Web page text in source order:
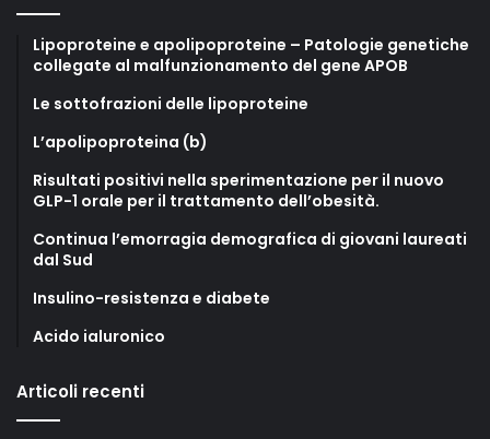
Lipoproteine e apolipoproteine – Patologie genetiche
collegate al malfunzionamento del gene APOB
Le sottofrazioni delle lipoproteine
L’apolipoproteina (b)
Risultati positivi nella sperimentazione per il nuovo
GLP-1 orale per il trattamento dell’obesità.
Continua l’emorragia demografica di giovani laureati
dal Sud
Insulino-resistenza e diabete
Acido ialuronico
Articoli recenti